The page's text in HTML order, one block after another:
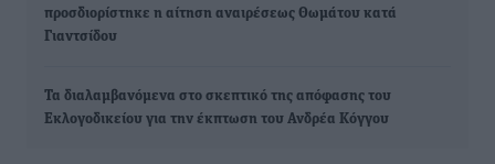
προσδιορίστηκε η αίτηση αναιρέσεως Θωμάτου κατά
Γιαντσίδου
Τα διαλαμβανόμενα στο σκεπτικό της απόφασης του
Εκλογοδικείου για την έκπτωση του Ανδρέα Κόγγου